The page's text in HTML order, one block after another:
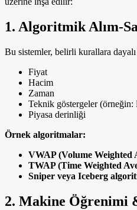
1. Algoritmik Alım-
Bu sistemler, belirli kurallara
Fiyat
Hacim
Zaman
Teknik göstergeler
Piyasa derinliği
Örnek algoritmalar:
VWAP (Volume Weighted
TWAP (Time Weighted
Sniper veya Iceberg
2. Makine Öğrenimi